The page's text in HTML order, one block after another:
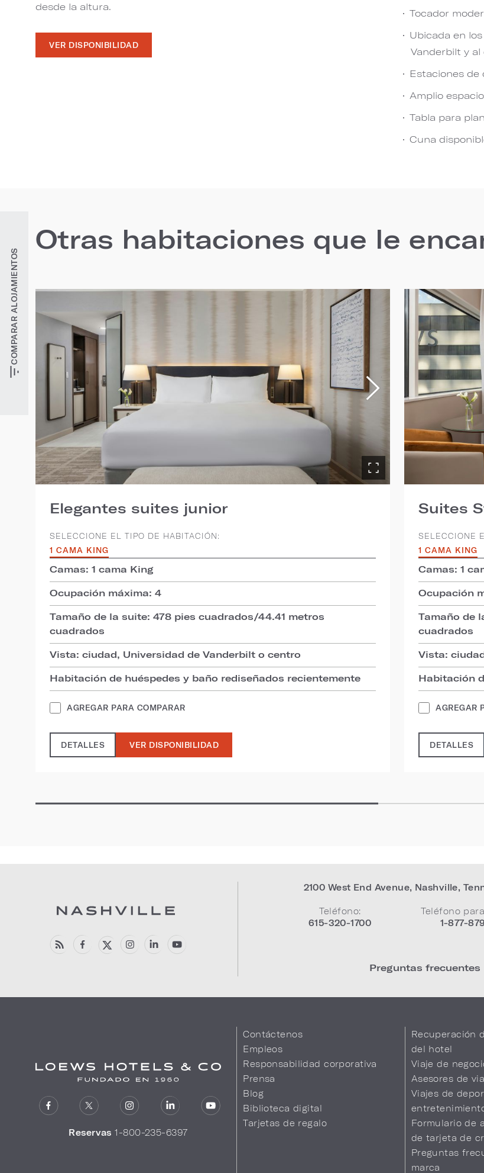
COMPARAR ALOJAMIENTOS
desde la altura.
VER DISPONIBILIDAD
Tocador
Ubicada en
Vanderbilt y
Estaciones de
Amplio
Tabla para
Cuna
Otras habitaciones que le
Elegantes suites junior
SELECCIONE EL TIPO DE HABITACIÓN:
1 CAMA KING
Camas: 1 cama King
Ocupación máxima: 4
Tamaño de la suite: 478 pies cuadrados/44.41 metros
cuadrados
Vista: ciudad, Universidad de Vanderbilt o centro
Habitación de huéspedes y baño rediseñados recientemente
AGREGAR PARA COMPARAR
DETALLES VER DISPONIBILIDAD
Suites
SELECCIONE
1 CAMA KING
Camas: 1
Ocupación
Tamaño de
cuadrados
Vista:
Habitación
AGREGAR
DETALLES
2100 West End Avenue, Nashville,
Teléfono:
615-320-1700
Teléfono
1-877-
Preguntas frecuentes
Reservas 1-800-235-6397
Contáctenos
Empleos
Responsabilidad corporativa
Prensa
Blog
Biblioteca digital
Tarjetas de regalo
Recuperación
del hotel
Viaje de
Asesores de
Viajes de
Formulario de
de tarjeta de
Preguntas
marca